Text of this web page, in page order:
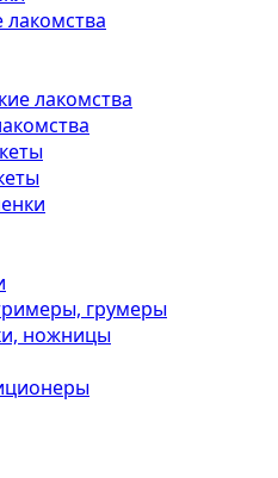
лакомства
грумеры
ножницы